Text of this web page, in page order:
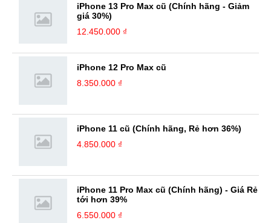
iPhone 13 Pro Max cũ (Chính hãng - Giảm
giá 30%)
12.450.000 ₫
iPhone 12 Pro Max cũ
8.350.000 ₫
iPhone 11 cũ (Chính hãng, Rẻ hơn 36%)
4.850.000 ₫
iPhone 11 Pro Max cũ (Chính hãng) - Giá Rẻ
tới hơn 39%
6.550.000 ₫